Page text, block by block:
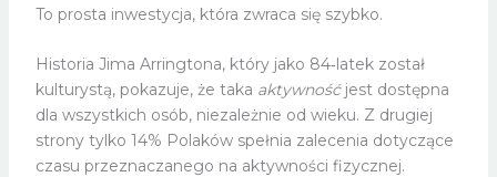
To prosta inwestycja, która zwraca się szybko.
Historia Jima Arringtona, który jako 84‑latek został
kulturystą, pokazuje, że taka aktywnośćjest dostępna
dla wszystkich osób, niezależnie od wieku. Z drugiej
strony tylko 14% Polaków spełnia zalecenia dotyczące
czasu przeznaczanego na aktywności fizycznej.